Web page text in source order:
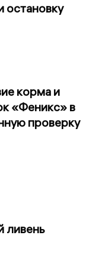
остановку
корма и
«Феникс» в
проверку
ливень